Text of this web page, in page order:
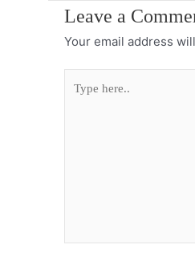
Leave a
Your email address
here..